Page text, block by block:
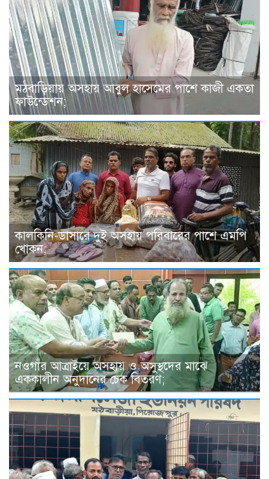
মঠবাড়িয়ায় অসহায় আবুল হাসেমের পাশে কাজী একতা
ফাউন্ডেশন;
কালকিনি-ডাসারে দুই অসহায় পরিবারের পাশে এমপি
খোকন;
নওগাঁর আত্রাইয়ে অসহায় ও অসুস্থদের মাঝে
এককালীন অনুদানের চেক বিতরণ;